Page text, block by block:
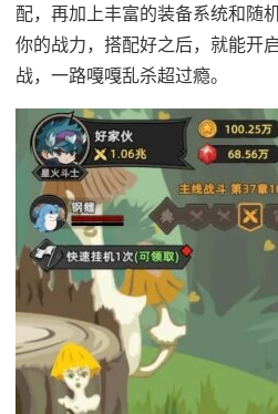
配，再加上丰富的装备系统和随
你的战力，搭配好之后，就能开
战，一路嘎嘎乱杀超过瘾。